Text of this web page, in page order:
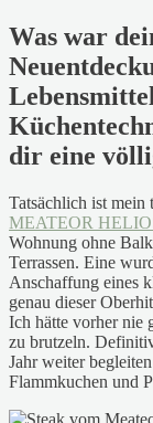
Was war
dir eine
Tatsächlich ist mein
MEATEOR
Wohnung ohne
Terrassen. Eine
Anschaffung eines
genau dieser
Ich hätte vorher nie
zu brutzeln.
Jahr weiter
Flammkuchen und